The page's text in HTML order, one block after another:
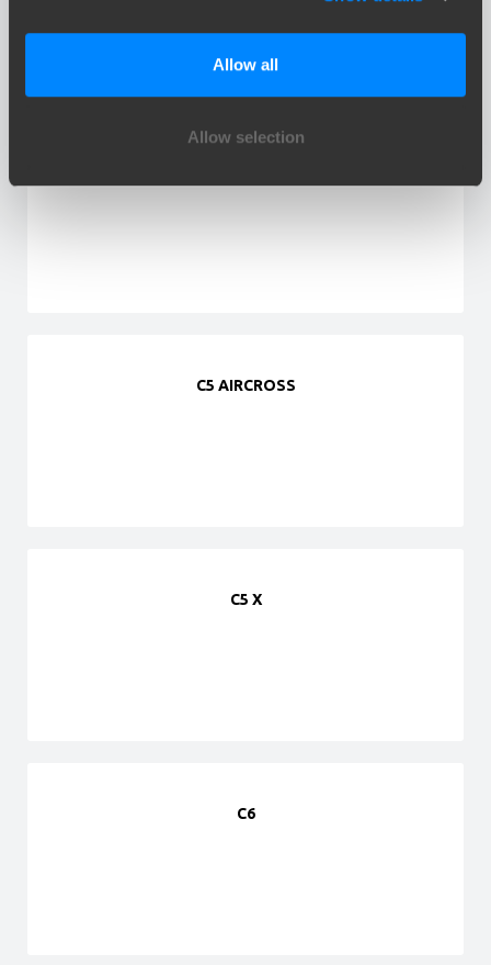
Allow all
Allow selection
C5 AIRCROSS
C5 X
C6